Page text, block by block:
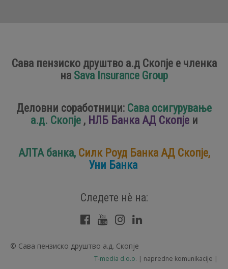
Сава пензиско друштво а.д Скопје е членка
на Sava Insurance Group
Деловни соработници: Сава осигурување
а.д. Скопје,НЛБ Банка АД Скопјеи
АЛТА банка, Силк Роуд Банка АД Скопје,
Уни Банка
Следете нѐ на:
FacebookYouTubeInstagram
© Сава пензиско друштво а.д. Скопје
T-media d.o.o. | napredne komunikacije |